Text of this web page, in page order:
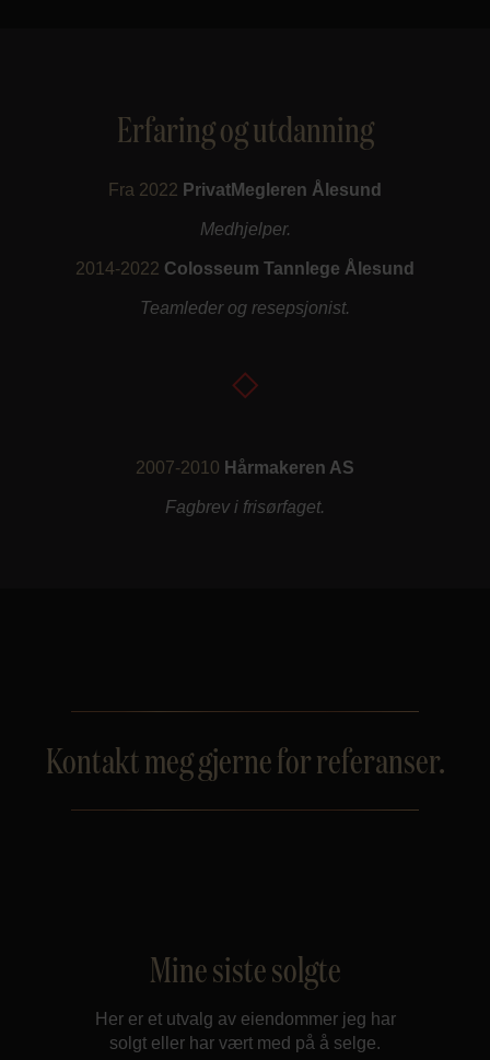
Erfaring og utdanning
Fra 2022 PrivatMegleren Ålesund
Medhjelper.
2014-2022 Colosseum Tannlege Ålesund
Teamleder og resepsjonist.
2007-2010 Hårmakeren AS
Fagbrev i frisørfaget.
Kontakt meg gjerne for referanser.
Mine siste solgte
Her er et utvalg av eiendommer jeg har
solgt eller har vært med på å selge.